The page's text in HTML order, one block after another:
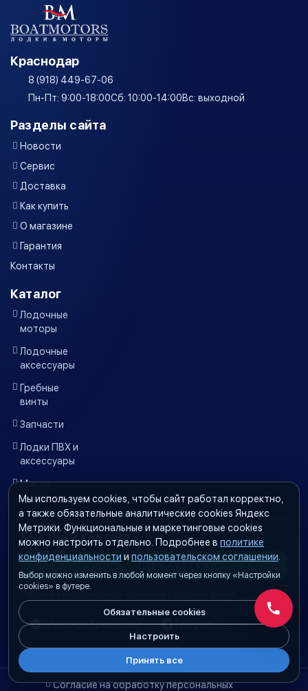
Краснодар
8 (918) 449-67-06
Пн-Пт: 9:00-18:00Сб: 10:00-14:00Вс: выходной
Разделы сайта
Новости
Сервис
Доставка
Как купить
О магазине
Гарантия
Контакты
Каталог
Лодочные
моторы
Лодочные
аксессуары
Гребные
винты
Запчасти
Лодки ПВХ и
аксессуары
Масло
акцизное
Быстрый контакт
WhatsApp Краснодар Telegram
Согласие на обработку персональных
Мы используем cookies, чтобы сайт работал корректно,
а также обязательные аналитические cookies Яндекс
Метрики. Функциональные и маркетинговые cookies
можно настроить отдельно. Подробнее в политике
конфиденциальности и пользовательском соглашении
Выбор можно изменить в любой момент через кнопку «Настройки
cookies» в футере.
Обязательные cookies
Настроить
Принять все